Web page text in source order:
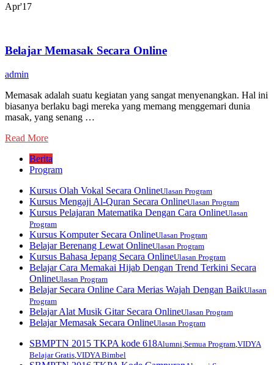
Apr'17
Belajar Memasak Secara Online
admin
Memasak adalah suatu kegiatan yang sangat menyenangkan. Hal ini
biasanya berlaku bagi mereka yang memang menggemari dunia
masak, yang senang …
Read More
Berita
Program
Kursus Olah Vokal Secara OnlineUlasan Program
Kursus Mengaji Al-Quran Secara OnlineUlasan Program
Kursus Pelajaran Matematika Dengan Cara OnlineUlasan
Program
Kursus Komputer Secara OnlineUlasan Program
Belajar Berenang Lewat OnlineUlasan Program
Kursus Bahasa Jepang Secara OnlineUlasan Program
Belajar Cara Memakai Hijab Dengan Trend Terkini Secara
OnlineUlasan Program
Belajar Secara Online Cara Merias Wajah Dengan BaikUlasan
Program
Belajar Alat Musik Gitar Secara OnlineUlasan Program
Belajar Memasak Secara OnlineUlasan Program
SBMPTN 2015 TKPA kode 618Alumni,Semua Program,VIDYA
Belajar Gratis,VIDYA Bimbel